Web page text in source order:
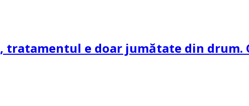
tratamentul e doar jumătate din drum.